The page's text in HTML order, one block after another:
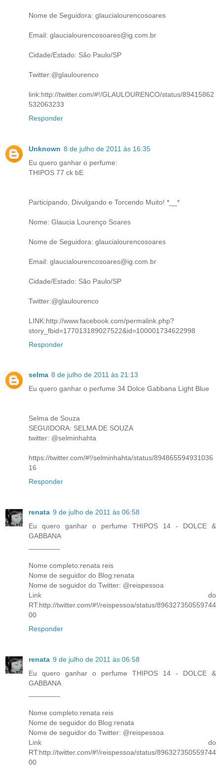
Nome de Seguidora: glaucialourencosoares
Email: glaucialourencosoares@ig.com.br
Cidade/Estado: São Paulo/SP
Twitter:@glaulourenco
link:http://twitter.com/#!/GLAULOURENCO/status/89415862
532063233
Responder
Unknown 8 de julho de 2011 às 16:35
Eu quero ganhar o perfume:
THIPOS 77 ck bE
Participando, Divulgando e Torcendo Muito! *__*
Nome: Glaucia Lourenço Soares
Nome de Seguidora: glaucialourencosoares
Email: glaucialourencosoares@ig.com.br
Cidade/Estado: São Paulo/SP
Twitter:@glaulourenco
LINK:http://www.facebook.com/permalink.php?
story_fbid=177013189027522&id=100001734622998
Responder
selma 8 de julho de 2011 às 21:13
Eu quero ganhar o perfume 34 Dolce Gabbana Light Blue
Selma de Souza
SEGUIDORA: SELMA DE SOUZA
twitter: @selminhahta
https://twitter.com/#!/selminhahta/status/894865594931036
16
Responder
renata 9 de julho de 2011 às 06:58
Eu quero ganhar o perfume THIPOS 14 - DOLCE &
GABBANA
Nome completo:renata reis
Nome de seguidor do Blog:renata
Nome de seguidor do Twitter: @reispessoa
Link do
RT:http://twitter.com/#!/reispessoa/status/896327350559744
00
Responder
renata 9 de julho de 2011 às 06:58
Eu quero ganhar o perfume THIPOS 14 - DOLCE &
GABBANA
Nome completo:renata reis
Nome de seguidor do Blog:renata
Nome de seguidor do Twitter: @reispessoa
Link do
RT:http://twitter.com/#!/reispessoa/status/896327350559744
00